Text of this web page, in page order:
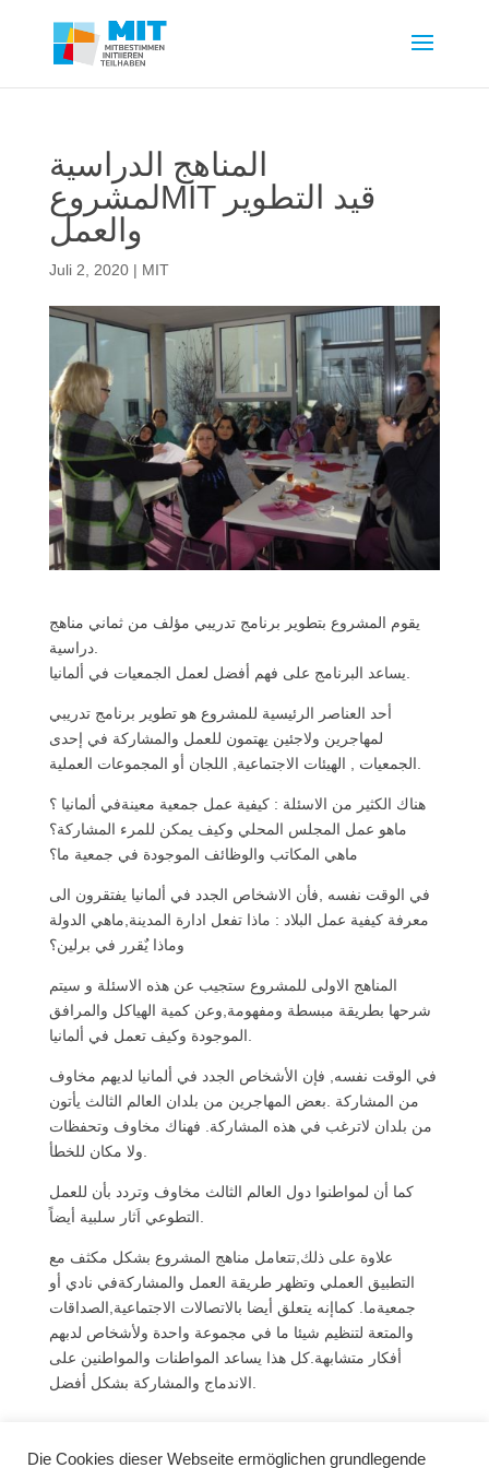
المناهج الدراسية
لمشروعMIT قيد التطوير
والعمل
Juli 2, 2020| MIT
يقوم المشروع بتطوير برنامج تدريبي مؤلف من ثماني مناهج
دراسية.
أحد العناصر الرئيسية للمشروع هو تطوير برنامج تدريبي
لمهاجرين ولاجئين يهتمون للعمل والمشاركة في إحدى
هناك الكثير من الاسئلة : كيفية عمل جمعية معينةفي ألمانيا ؟
ماهو عمل المجلس المحلي وكيف يمكن للمرء المشاركة؟
ماهي المكاتب والوظائف الموجودة في جمعية ما؟
في الوقت نفسه ,فأن الاشخاص الجدد في ألمانيا يفتقرون الى
معرفة كيفية عمل البلاد : ماذا تفعل ادارة المدينة,ماهي الدولة
وماذا يٌقرر في برلين؟
المناهج الاولى للمشروع ستجيب عن هذه الاسئلة و سيتم
شرحها بطريقة مبسطة ومفهومة,وعن كمية الهياكل والمرافق
في الوقت نفسه, فإن الأشخاص الجدد في ألمانيا لديهم مخاوف
من المشاركة .بعض المهاجرين من بلدان العالم الثالث يأتون
من بلدان لاترغب في هذه المشاركة. فهناك مخاوف وتحفظات
كما أن لمواطنوا دول العالم الثالث مخاوف وتردد بأن للعمل
علاوة على ذلك,تتعامل مناهج المشروع بشكل مكثف مع
التطبيق العملي وتظهر طريقة العمل والمشاركةفي نادي أو
جمعيةما. كماإنه يتعلق أيضا بالاتصالات الاجتماعية,الصداقات
والمتعة لتنظيم شيئا ما في مجموعة واحدة ولأشخاص لدبهم
أفكار متشابهة.كل هذا يساعد المواطنات والمواطنين على
Die Cookies dieser Webseite ermöglichen grundlegende